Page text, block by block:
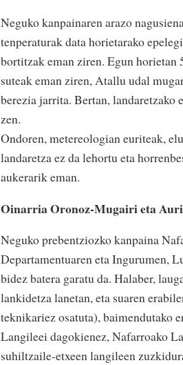
Neguko kanpainaren arazo
tenperaturak data horietarako
bortitzak eman ziren. Egun horietan
suteak eman ziren, Atallu udal
berezia jarrita. Bertan, landaretzako
zen.
Ondoren, metereologian euriteak,
landaretza ez da lehortu eta
aukerarik eman.
Oinarria Oronoz-Mugairi eta
Neguko prebentziozko kanpaina
Departamentuaren eta Ingurumen,
bidez batera garatu da. Halaber,
lankidetza lanetan, eta suaren
teknikariez osatuta), baimendutako
Langileei dagokienez, Nafarroako
suhiltzaile-etxeen langileen